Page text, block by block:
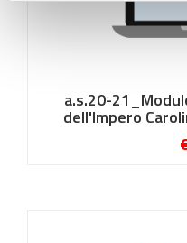
a.s.20-
dell'Impero